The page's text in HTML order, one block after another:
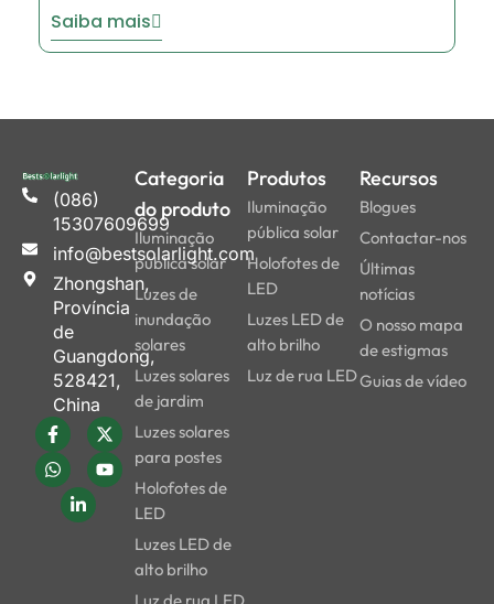
Saiba mais
(086)
15307609699
info@bestsolarlight.com
Zhongshan,
Província
de
Guangdong,
528421,
China
Categoria
do produto
Iluminação
pública solar
Luzes de
inundação
solares
Luzes solares
de jardim
Luzes solares
para postes
Holofotes de
LED
Luzes LED de
alto brilho
Produtos
Iluminação
pública solar
Holofotes de
LED
Luzes LED de
alto brilho
Luz de rua LED
Recursos
Blogues
Contactar-nos
Últimas
notícias
O nosso mapa
de estigmas
Guias de vídeo